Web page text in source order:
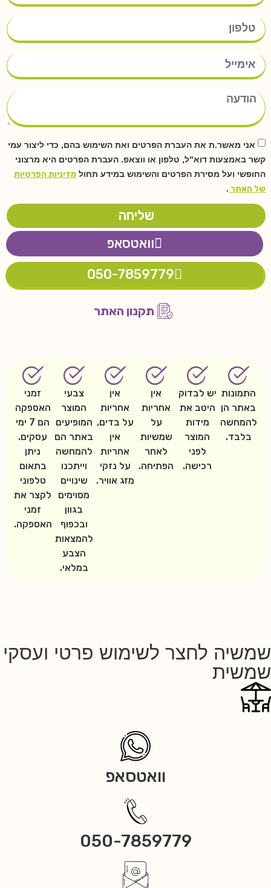
אני מאשר.ת את העברת הפרטים ואת השימוש בהם, כדי ליצור עמי
קשר באמצעות דוא"ל, טלפון או ווצאפ. העברת הפרטים היא מרצוני
החופשי ועל מסירת הפרטים והשימוש במידע תחול מדיניות הפרטיות
של האתר .
שליחה
וואטסאפ
050-7859779
תקנון האתר
התמונות
באתר הן
להמחשה
בלבד.
יש לבדוק
היטב את
מידות
המוצר
לפני
רכישה.
אין
אחריות
על
שמשיות
לאחר
הפתיחה.
אין
אחריות
על בדים,
אין
אחריות
על נזקי
מזג אוויר.
צבעי
המוצר
המופיעים
באתר הם
להמחשה
וייתכנו
שינויים
מסוימים
בגוון
ובכפוף
להמצאות
הצבע
במלאי.
זמני
האספקה
הם 7 ימי
עסקים.
ניתן
בתאום
טלפוני
לקצר את
זמני
האספקה.
שמשיה לחצר לשימוש פרטי ועסקי
שמשית
וואטסאפ
050-7859779